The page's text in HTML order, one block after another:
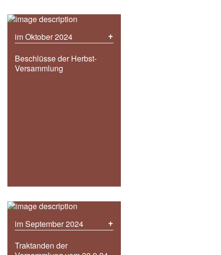
im Oktober 2024 +
Beschlüsse der Herbst-
Versammlung
im September 2024 +
Traktanden der